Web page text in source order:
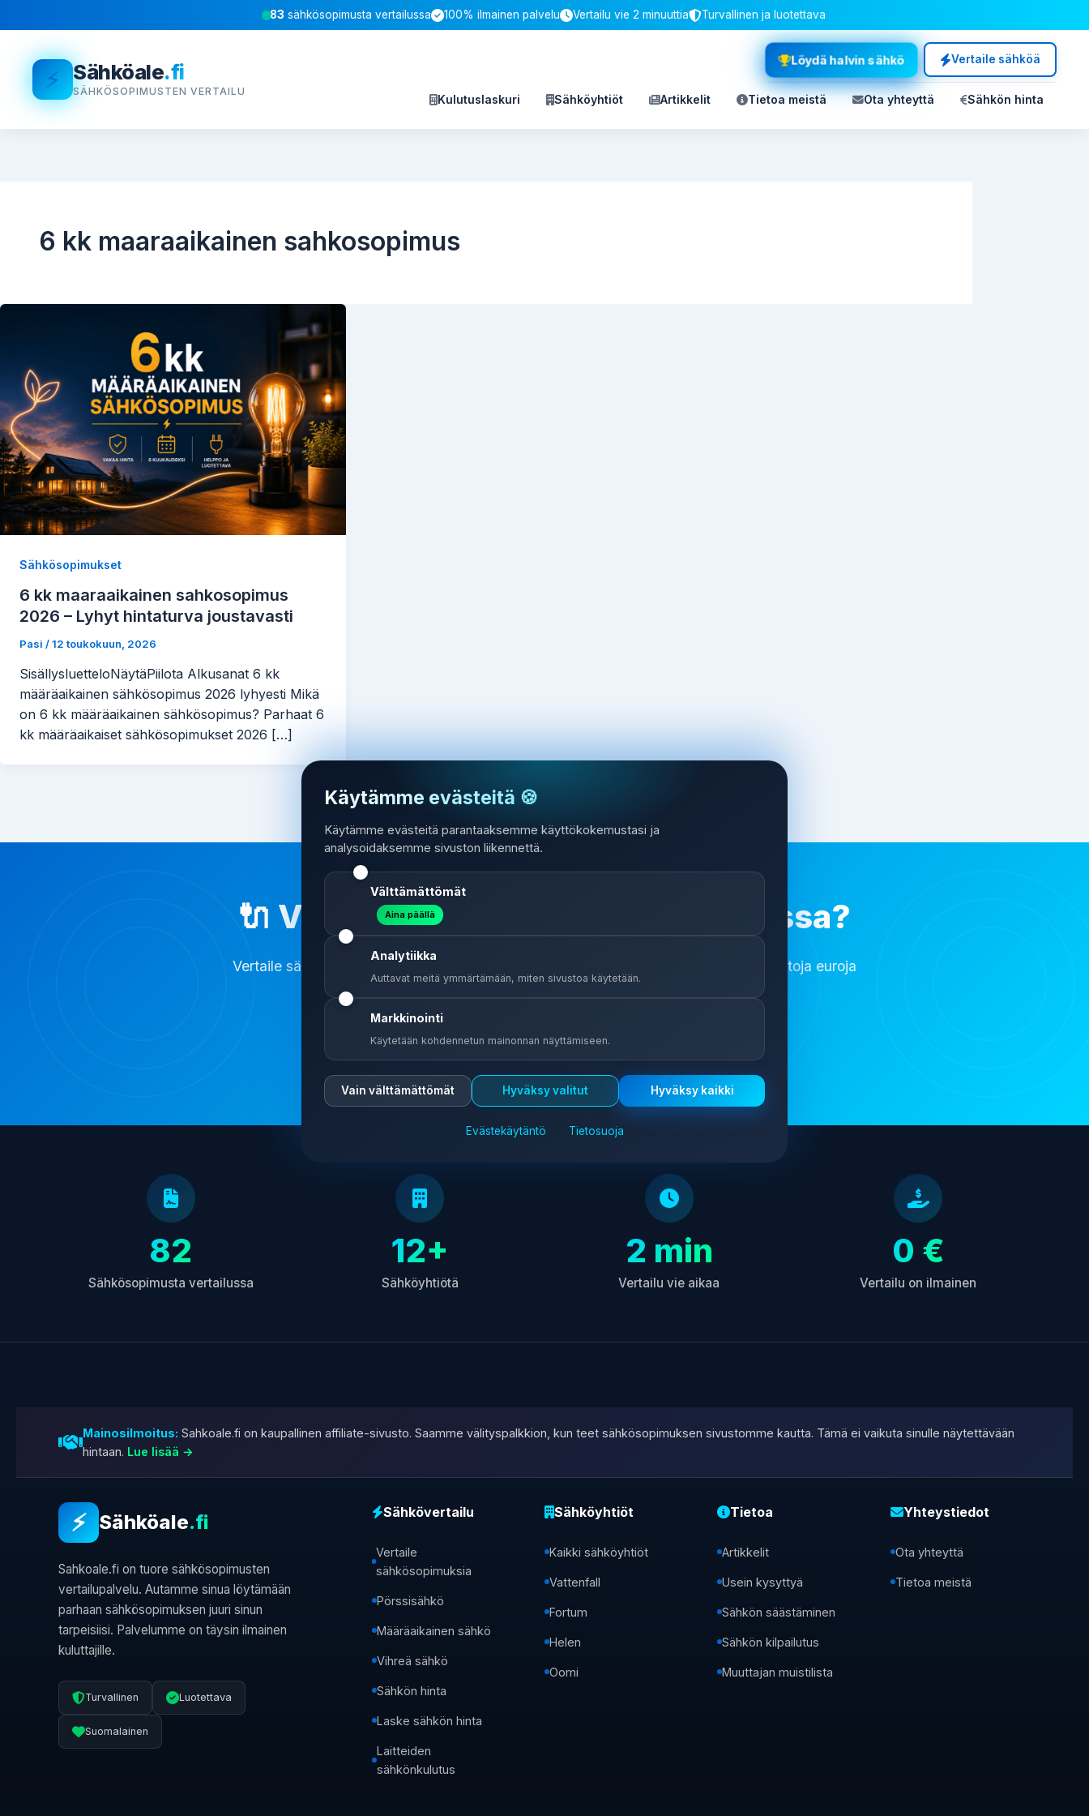
83 sähkösopimusta vertailussa 100% ilmainen palvelu Vertailu vie 2 minuuttia Turvallinen ja luotettava
⚡ Sähköale.fi
SÄHKÖSOPIMUSTEN VERTAILU
Löydä halvin sähkö Vertaile sähköä
Kulutuslaskuri Sähköyhtiöt Artikkelit Tietoa meistä Ota yhteyttä Sähkön hinta
6 kk maaraaikainen sahkosopimus
Sähkösopimukset
6 kk maaraaikainen sahkosopimus
2026 – Lyhyt hintaturva joustavasti
Pasi /12 toukokuun, 2026
SisällysluetteloNäytäPiilota Alkusanat 6 kk
määräaikainen sähkösopimus 2026 lyhyesti Mikä
on 6 kk määräaikainen sähkösopimus? Parhaat 6
kk määräaikaiset sähkösopimukset 2026 […]
🔌 Valmis säästämään sähkölaskussa?
Vertaile sähkösopimuksia ilmaiseksi ja löydä sinulle paras vaihtoehto. Säästä jopa satoja euroja
vuodessa!
Vertaile sähkösopimuksia nyt
82
Sähkösopimusta vertailussa
12+
Sähköyhtiötä
2 min
Vertailu vie aikaa
0 €
Vertailu on ilmainen
Mainosilmoitus: Sahkoale.fi on kaupallinen affiliate-sivusto. Saamme välityspalkkion, kun teet sähkösopimuksen sivustomme kautta. Tämä ei vaikuta sinulle näytettävään
hintaan. Lue lisää →
⚡ Sähköale.fi
Sahkoale.fi on tuore sähkösopimusten
vertailupalvelu. Autamme sinua löytämään
parhaan sähkösopimuksen juuri sinun
tarpeisiisi. Palvelumme on täysin ilmainen
kuluttajille.
Turvallinen Luotettava
Suomalainen
Sähkövertailu
Vertaile
sähkösopimuksia
Pörssisähkö
Määräaikainen sähkö
Vihreä sähkö
Sähkön hinta
Laske sähkön hinta
Laitteiden
sähkönkulutus
Sähköyhtiöt
Kaikki sähköyhtiöt
Vattenfall
Fortum
Helen
Oomi
Tietoa
Artikkelit
Usein kysyttyä
Sähkön säästäminen
Sähkön kilpailutus
Muuttajan muistilista
Yhteystiedot
Ota yhteyttä
Tietoa meistä
Käytämme evästeitä 🍪
Käytämme evästeitä parantaaksemme käyttökokemustasi ja
analysoidaksemme sivuston liikennettä.
Välttämättömät
Aina päällä
Analytiikka
Auttavat meitä ymmärtämään, miten sivustoa käytetään.
Markkinointi
Käytetään kohdennetun mainonnan näyttämiseen.
Vain välttämättömät Hyväksy valitut Hyväksy kaikki
Evästekäytäntö Tietosuoja